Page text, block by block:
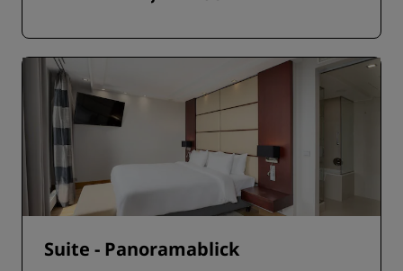
Suite - Panoramablick